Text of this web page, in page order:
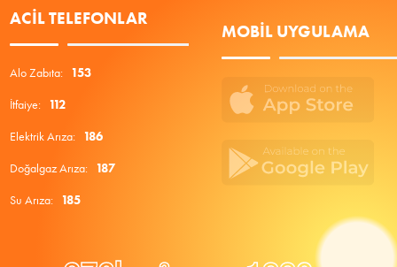
ACIL TELEFONLAR
Alo Zabıta: 153
İtfaiye: 112
Elektrik Arıza: 186
Doğalgaz Arıza: 187
Su Arıza: 185
MOBIL UYGULAMA